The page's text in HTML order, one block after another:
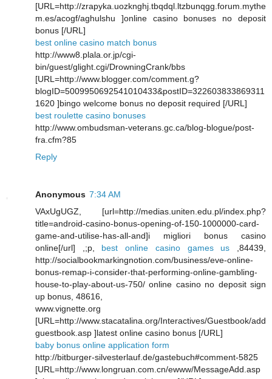
[URL=http://zrapyka.uozknghj.tbqdql.ltzbunqgg.forum.mythe
m.es/acogf/aghulshu ]online casino bonuses no deposit
bonus [/URL]
best online casino match bonus
http://www8.plala.or.jp/cgi-
bin/guest/glight.cgi/DrowningCrank/bbs
[URL=http://www.blogger.com/comment.g?
blogID=5009950692541010433&postID=322603833869311
1620 ]bingo welcome bonus no deposit required [/URL]
best roulette casino bonuses
http://www.ombudsman-veterans.gc.ca/blog-blogue/post-
fra.cfm?85
Reply
Anonymous 7:34 AM
VAxUgUGZ, [url=http://medias.uniten.edu.pl/index.php?
title=android-casino-bonus-opening-of-150-1000000-card-
game-and-utilise-has-all-and]i migliori bonus casino
online[/url] ,;p, best online casino games us ,84439,
http://socialbookmarkingnotion.com/business/eve-online-
bonus-remap-i-consider-that-performing-online-gambling-
house-to-play-about-us-750/ online casino no deposit sign
up bonus, 48616,
www.vignette.org
[URL=http://www.stacatalina.org/Interactives/Guestbook/add
guestbook.asp ]latest online casino bonus [/URL]
baby bonus online application form
http://bitburger-silvesterlauf.de/gastebuch#comment-5825
[URL=http://www.longruan.com.cn/ewww/MessageAdd.asp